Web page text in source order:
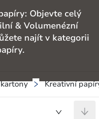
Objevte celý
& Volumenézní
najít v kategorii
Kreativní